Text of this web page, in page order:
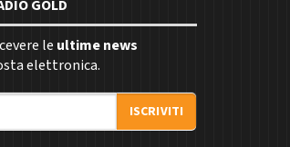
GOLD
le ultime news
elettronica.
ISCRIVITI